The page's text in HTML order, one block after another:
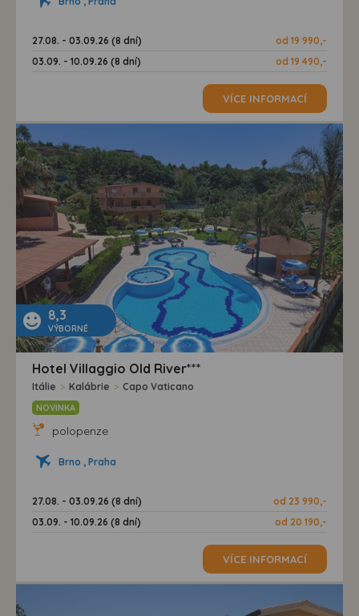
27.08. - 03.09.26 (8 dní)
od 19 990,-
03.09. - 10.09.26 (8 dní)
od 19 490,-
VÍCE INFORMACÍ
8,3
VÝBORNÉ
Hotel Villaggio Old River***
Itálie > Kalábrie > Capo Vaticano
NOVINKA
polopenze
Brno , Praha
27.08. - 03.09.26 (8 dní)
od 23 990,-
03.09. - 10.09.26 (8 dní)
od 20 190,-
VÍCE INFORMACÍ